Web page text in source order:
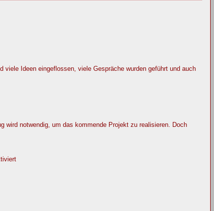
Ideen eingeflossen, viele Gespräche wurden geführt und auch
wird notwendig, um das kommende Projekt zu realisieren. Doch